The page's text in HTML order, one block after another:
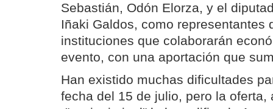
Sebastián, Odón Elorza, y el
Iñaki Galdos, como representantes
instituciones que colaborarán
evento, con una aportación que
Han existido muchas dificultades
fecha del 15 de julio, pero la oferta,